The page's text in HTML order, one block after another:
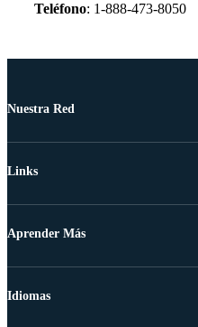
Teléfono: 1-888-473-8050
Nuestra Red
Links
Aprender Más
Idiomas